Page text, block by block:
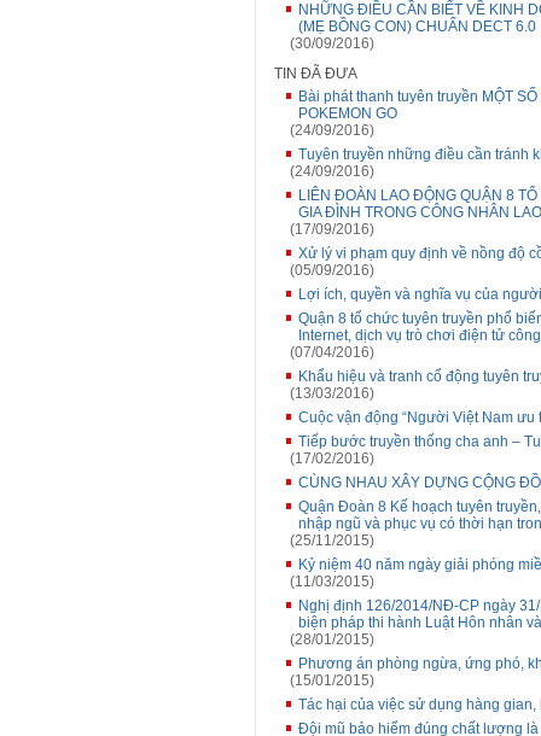
NHỮNG ĐIỀU CẦN BIẾT VỀ KINH
(MẸ BỒNG CON) CHUẨN DECT 6.0
(30/09/2016)
TIN ĐÃ ĐƯA
Bài phát thanh tuyên truyền MỘT
POKEMON GO
(24/09/2016)
Tuyên truyền những điều cần tránh
(24/09/2016)
LIÊN ĐOÀN LAO ĐỘNG QUẬN 8
GIA ĐÌNH TRONG CÔNG NHÂN
(17/09/2016)
Xử lý vi phạm quy định về nồng độ
(05/09/2016)
Lợi ích, quyền và nghĩa vụ của
Quận 8 tổ chức tuyên truyền phổ
Internet, dịch vụ trò chơi điện tử
(07/04/2016)
Khẩu hiệu và tranh cổ động tuyên
(13/03/2016)
Cuộc vận động “Người Việt Nam ưu
Tiếp bước truyền thống cha anh –
(17/02/2016)
CÙNG NHAU XÂY DỰNG CỘNG
Quận Đoàn 8 Kế hoạch tuyên
nhập ngũ và phục vụ có thời hạn
(25/11/2015)
Kỷ niệm 40 năm ngày giải phóng
(11/03/2015)
Nghị định 126/2014/NĐ-CP ngày
biện pháp thi hành Luật Hôn nhân
(28/01/2015)
Phương án phòng ngừa, ứng phó,
(15/01/2015)
Tác hại của việc sử dụng hàng
Đội mũ bảo hiểm đúng chất lượng